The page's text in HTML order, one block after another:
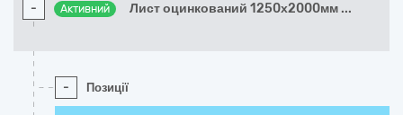
- Активний Лист оцинкований 1250х2000мм ...
- Позиції